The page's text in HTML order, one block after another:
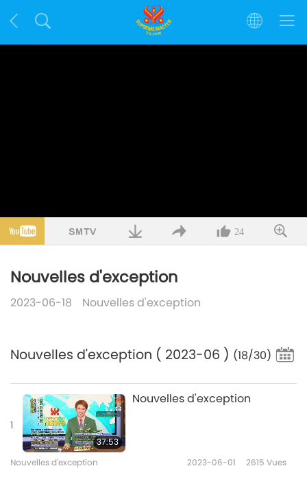
24
Nouvelles d'exception
2023-06-18 Nouvelles d'exception
Nouvelles d'exception ( 2023-06 ) (18/30)
1
37:53
Nouvelles d'exception
Nouvelles d'exception 2023-06-01 2615 Vues